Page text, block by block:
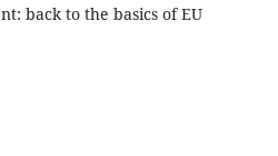
back to the basics of EU